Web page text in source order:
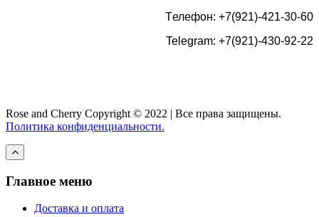
Tелефон: +7(921)-421-30-60
Telegram: +7(921)-430-92-22
Rose and Cherry Copyright © 2022 | Все права защищены.
Политика конфиденциальности.
Главное меню
Доставка и оплата